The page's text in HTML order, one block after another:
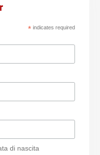
*indicates required
di nascita